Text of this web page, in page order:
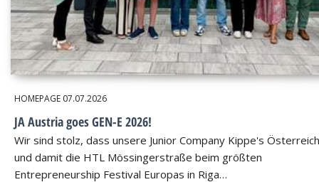
HOMEPAGE 07.07.2026
JA Austria goes GEN-E 2026!
Wir sind stolz, dass unsere Junior Company Kippe's Österreich
und damit die HTL Mössingerstraße beim größten
Entrepreneurship Festival Europas in Riga…